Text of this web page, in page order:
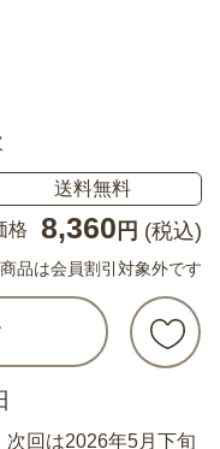
送料無料
格
8,360 円 (税込)
品は会員割引対象外です
回は2026年5月下旬